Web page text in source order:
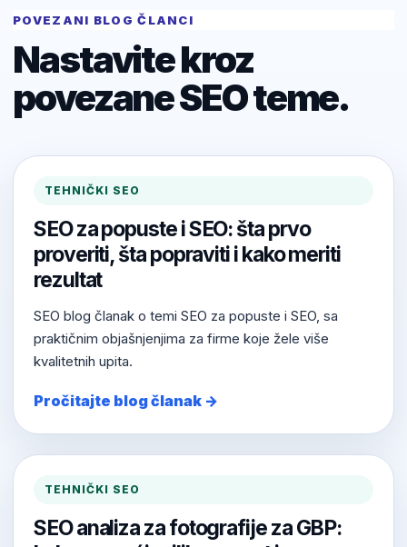
POVEZANI BLOG ČLANCI
Nastavite kroz
povezane SEO teme.
TEHNIČKI SEO
SEO za popuste i SEO: šta prvo
proveriti, šta popraviti i kako meriti
rezultat
SEO blog članak o temi SEO za popuste i SEO, sa
praktičnim objašnjenjima za firme koje žele više
kvalitetnih upita.
Pročitajte blog članak →
TEHNIČKI SEO
SEO analiza za fotografije za GBP: